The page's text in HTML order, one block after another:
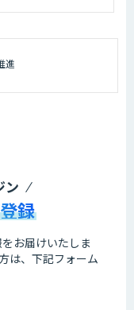
進
ン
録
お届けいたしま
は、下記フォーム